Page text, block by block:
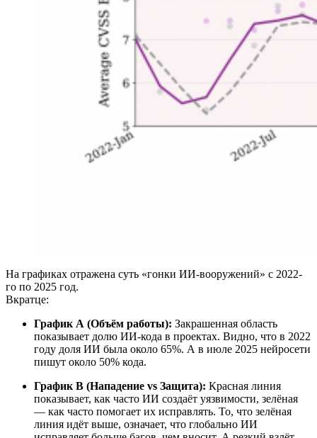
На графиках отражена суть «гонки ИИ-вооружений» с 2022-
го по 2025 год.
Вкратце:
График А (Объём работы): Закрашенная область
показывает долю ИИ-кода в проектах. Видно, что в 2022
году доля ИИ была около 65%. А в июле 2025 нейросети
пишут около 50% кода.
График B (Нападение vs Защита): Красная линия
показывает, как часто ИИ создаёт уязвимости, зелёная
— как часто помогает их исправлять. То, что зелёная
линия идёт выше, означает, что глобально ИИ